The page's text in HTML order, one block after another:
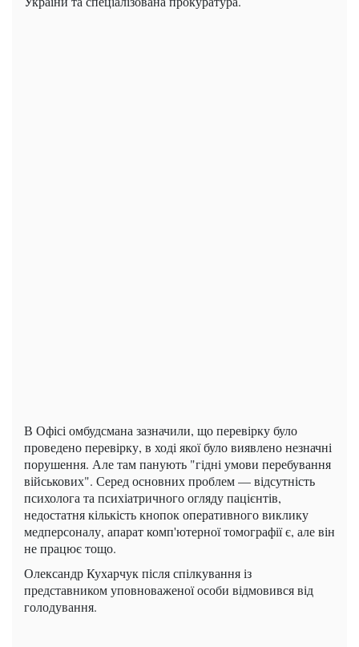
В Офісі омбудсмана зазначили, що перевірку було
проведено перевірку, в ході якої було виявлено незначні
порушення. Але там панують "гідні умови перебування
військових". Серед основних проблем — відсутність
психолога та психіатричного огляду пацієнтів,
недостатня кількість кнопок оперативного виклику
медперсоналу, апарат комп'ютерної томографії є, але він
не працює тощо.
Олександр Кухарчук після спілкування із
представником уповноваженої особи відмовився від
голодування.